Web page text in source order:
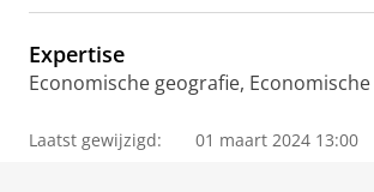
e
r
c
P
o
Expertise
Economische geografie,
Laatst gewijzigd: 01 maart 2024 13:00